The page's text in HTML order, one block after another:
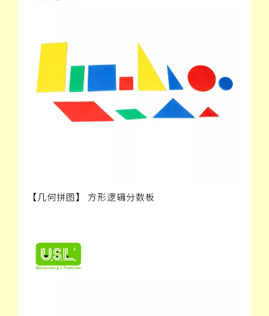
【几何拼图】 方形逻辑分数板